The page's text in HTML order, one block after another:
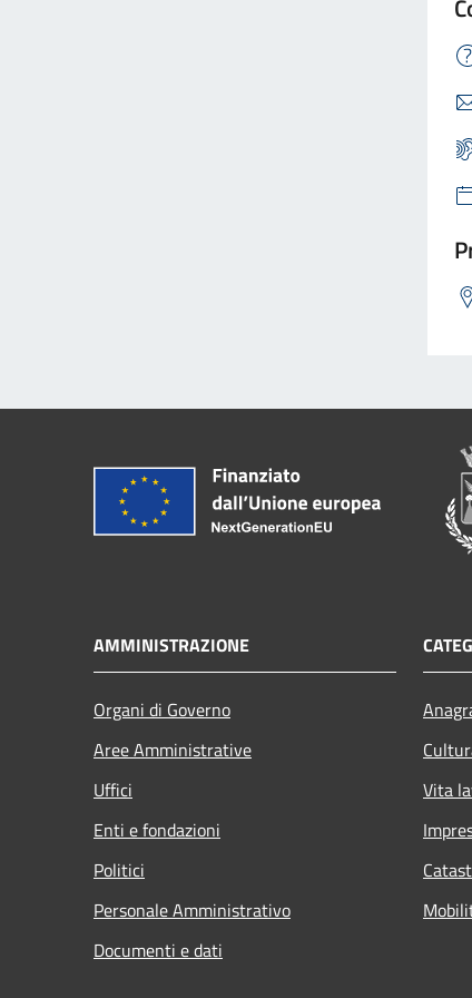
AMMINISTRAZIONE
Organi di Governo
Aree Amministrative
Uffici
Enti e fondazioni
Politici
Personale Amministrativo
Documenti e dati
Vita